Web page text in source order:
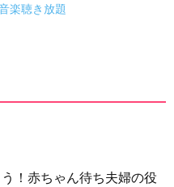
楽聴き放題
！赤ちゃん待ち夫婦の役